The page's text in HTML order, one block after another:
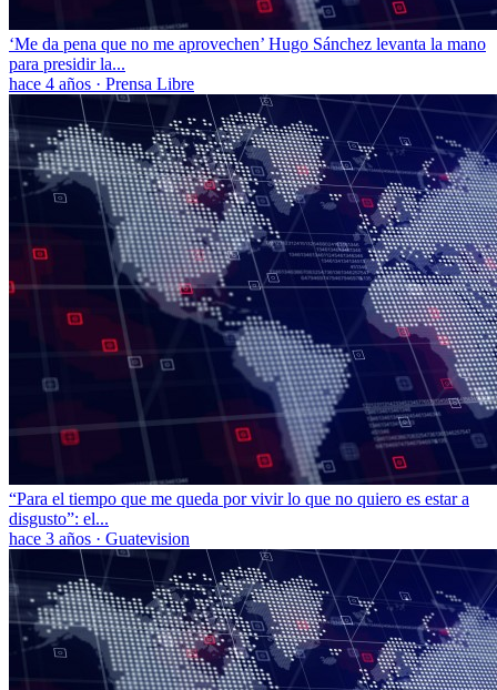
‘Me da pena que no me aprovechen’ Hugo Sánchez levanta la mano
para presidir la...
hace 4 años · Prensa Libre
“Para el tiempo que me queda por vivir lo que no quiero es estar a
disgusto”: el...
hace 3 años · Guatevision